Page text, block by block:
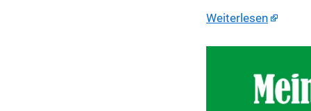
Weiterlesen